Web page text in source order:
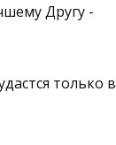
Другу
только в